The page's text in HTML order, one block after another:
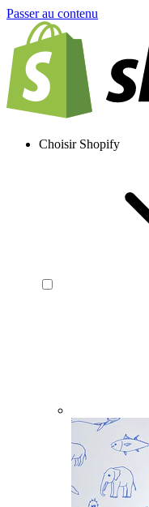
Passer au contenu
Choisir Shopify